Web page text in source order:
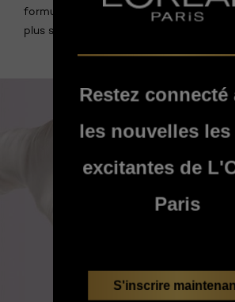
formule nourrissante. Adoptez dès
plus sain et plus résistant !
Restez connecté
les nouvelles
excitantes de
Paris
S'inscrire